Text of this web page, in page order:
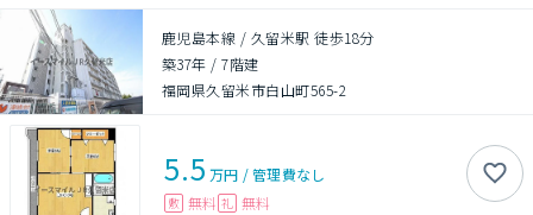
鹿児島本線 / 久留米駅 徒歩18分
築37年 /7階建
福岡県久留米市白山町565-2
5.5 万円 /管理費なし
敷 無料 礼 無料